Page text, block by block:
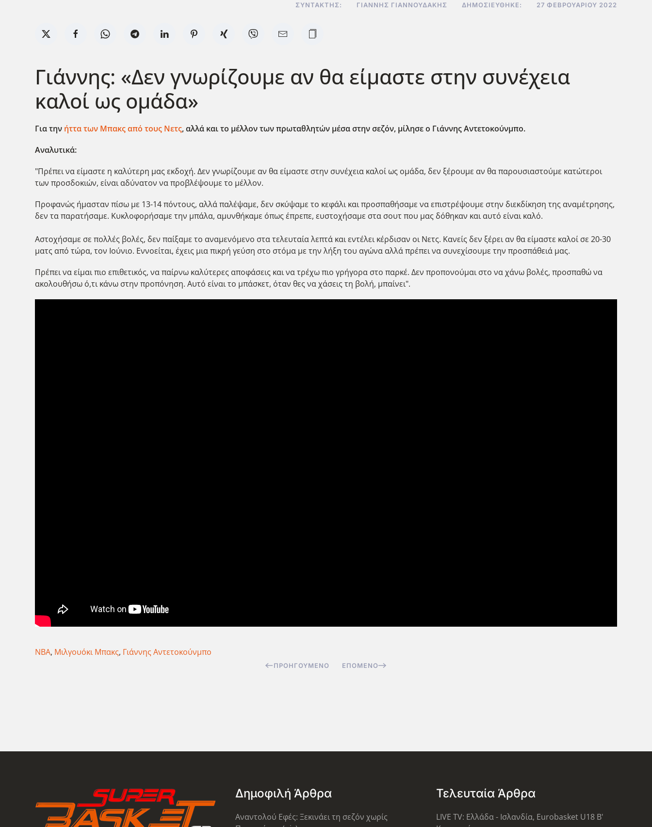
ΣΥΝΤΆΚΤΗΣ: ΓΙΆΝΝΗΣ ΓΙΑΝΝΟΥΔΆΚΗΣ ΔΗΜΟΣΙΕΎΘΗΚΕ: 27 ΦΕΒΡΟΥΑΡΊΟΥ 2022
Γιάννης: «Δεν γνωρίζουμε αν θα είμαστε στην συνέχεια
καλοί ως ομάδα»
Για την ήττα των Μπακς από τους Νετς, αλλά και το μέλλον των πρωταθλητών μέσα στην σεζόν, μίλησε ο Γιάννης Αντετοκούνμπο.
Αναλυτικά:
"Πρέπει να είμαστε η καλύτερη μας εκδοχή. Δεν γνωρίζουμε αν θα είμαστε στην συνέχεια καλοί ως ομάδα, δεν ξέρουμε αν θα παρουσιαστούμε κατώτεροι
των προσδοκιών, είναι αδύνατον να προβλέψουμε το μέλλον.
Προφανώς ήμασταν πίσω με 13-14 πόντους, αλλά παλέψαμε, δεν σκύψαμε το κεφάλι και προσπαθήσαμε να επιστρέψουμε στην διεκδίκηση της αναμέτρησης,
δεν τα παρατήσαμε. Κυκλοφορήσαμε την μπάλα, αμυνθήκαμε όπως έπρεπε, ευστοχήσαμε στα σουτ που μας δόθηκαν και αυτό είναι καλό.
Αστοχήσαμε σε πολλές βολές, δεν παίξαμε το αναμενόμενο στα τελευταία λεπτά και εντέλει κέρδισαν οι Νετς. Κανείς δεν ξέρει αν θα είμαστε καλοί σε 20-30
ματς από τώρα, τον Ιούνιο. Εννοείται, έχεις μια πικρή γεύση στο στόμα με την λήξη του αγώνα αλλά πρέπει να συνεχίσουμε την προσπάθειά μας.
Πρέπει να είμαι πιο επιθετικός, να παίρνω καλύτερες αποφάσεις και να τρέχω πιο γρήγορα στο παρκέ. Δεν προπονούμαι στο να χάνω βολές, προσπαθώ να
ακολουθήσω ό,τι κάνω στην προπόνηση. Αυτό είναι το μπάσκετ, όταν θες να χάσεις τη βολή, μπαίνει".
ΝΒΑ, Μιλγουόκι Μπακς, Γιάννης Αντετοκούνμπο
ΠΡΟΗΓΟΎΜΕΝΟ ΕΠΌΜΕΝΟ
Δημοφιλή Άρθρα
Αναντολού Εφές: Ξεκινάει τη σεζόν χωρίς
Τελευταία Άρθρα
LIVE TV: Ελλάδα - Ισλανδία, Eurobasket U18 Β'